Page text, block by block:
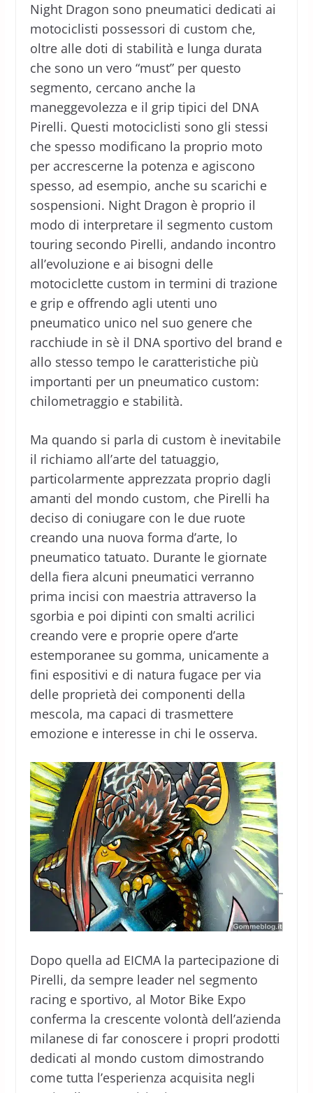
Night Dragon sono pneumatici dedicati ai
motociclisti possessori di custom che,
oltre alle doti di stabilità e lunga durata
che sono un vero “must” per questo
segmento, cercano anche la
maneggevolezza e il grip tipici del DNA
Pirelli. Questi motociclisti sono gli stessi
che spesso modificano la proprio moto
per accrescerne la potenza e agiscono
spesso, ad esempio, anche su scarichi e
sospensioni. Night Dragon è proprio il
modo di interpretare il segmento custom
touring secondo Pirelli, andando incontro
all’evoluzione e ai bisogni delle
motociclette custom in termini di trazione
e grip e offrendo agli utenti uno
pneumatico unico nel suo genere che
racchiude in sè il DNA sportivo del brand e
allo stesso tempo le caratteristiche più
importanti per un pneumatico custom:
chilometraggio e stabilità.
Ma quando si parla di custom è inevitabile
il richiamo all’arte del tatuaggio,
particolarmente apprezzata proprio dagli
amanti del mondo custom, che Pirelli ha
deciso di coniugare con le due ruote
creando una nuova forma d’arte, lo
pneumatico tatuato. Durante le giornate
della fiera alcuni pneumatici verranno
prima incisi con maestria attraverso la
sgorbia e poi dipinti con smalti acrilici
creando vere e proprie opere d’arte
estemporanee su gomma, unicamente a
fini espositivi e di natura fugace per via
delle proprietà dei componenti della
mescola, ma capaci di trasmettere
emozione e interesse in chi le osserva.
Dopo quella ad EICMA la partecipazione di
Pirelli, da sempre leader nel segmento
racing e sportivo, al Motor Bike Expo
conferma la crescente volontà dell’azienda
milanese di far conoscere i propri prodotti
dedicati al mondo custom dimostrando
come tutta l’esperienza acquisita negli